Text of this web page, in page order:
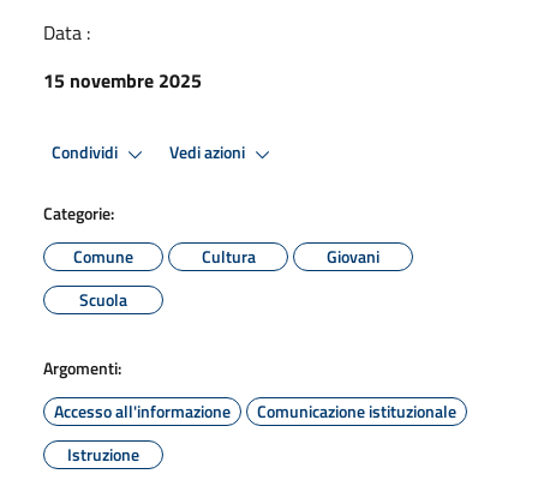
Data :
15 novembre 2025
Condividi Vedi azioni
Categorie:
Comune
Cultura
Giovani
Scuola
Argomenti:
Accesso all'informazione
Comunicazione istituzionale
Istruzione